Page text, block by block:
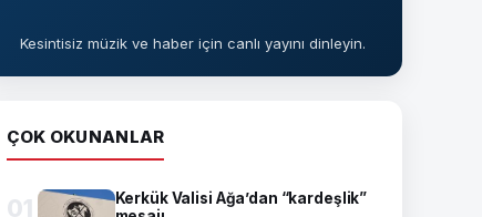
Kesintisiz müzik ve haber için canlı yayını dinleyin.
ÇOK OKUNANLAR
01
Kerkük Valisi Ağa’dan “kardeşlik”